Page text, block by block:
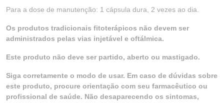
Para a dose de manutenção: 1 cápsula dura, 2 vezes ao dia.
Os produtos tradicionais fitoterápicos não devem ser
administrados pelas vias injetável e oftálmica.
Este produto não deve ser partido, aberto ou mastigado.
Siga corretamente o modo de usar. Em caso de dúvidas sobre
este produto, procure orientação com seu farmacêutico ou
profissional de saúde. Não desaparecendo os sintomas,